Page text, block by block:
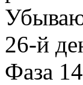
26-й
Фаза